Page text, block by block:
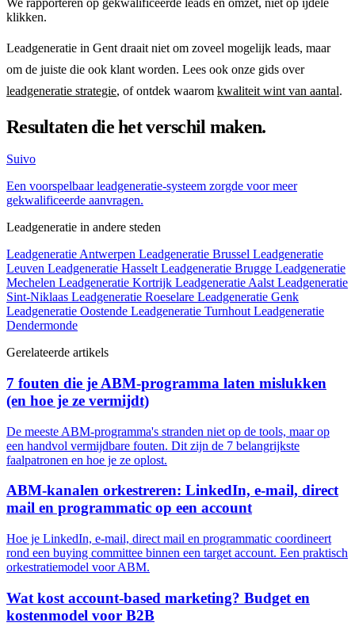
We rapporteren op gekwalificeerde leads en omzet, niet op ijdele
klikken.
Leadgeneratie in Gent draait niet om zoveel mogelijk leads, maar
om de juiste die ook klant worden. Lees ook onze gids over
leadgeneratie strategie, of ontdek waarom kwaliteit wint van aantal.
Resultaten die het verschil maken.
Suivo
Een voorspelbaar leadgeneratie-systeem zorgde voor meer
gekwalificeerde aanvragen.
Leadgeneratie in andere steden
Leadgeneratie Antwerpen Leadgeneratie Brussel Leadgeneratie
Leuven Leadgeneratie Hasselt Leadgeneratie Brugge Leadgeneratie
Mechelen Leadgeneratie Kortrijk Leadgeneratie Aalst Leadgeneratie
Sint-Niklaas Leadgeneratie Roeselare Leadgeneratie Genk
Leadgeneratie Oostende Leadgeneratie Turnhout Leadgeneratie
Dendermonde
Gerelateerde artikels
7 fouten die je ABM-programma laten mislukken
(en hoe je ze vermijdt)
De meeste ABM-programma's stranden niet op de tools, maar op
een handvol vermijdbare fouten. Dit zijn de 7 belangrijkste
faalpatronen en hoe je ze oplost.
ABM-kanalen orkestreren: LinkedIn, e-mail, direct
mail en programmatic op een account
Hoe je LinkedIn, e-mail, direct mail en programmatic coordineert
rond een buying committee binnen een target account. Een praktisch
orkestratiemodel voor ABM.
Wat kost account-based marketing? Budget en
kostenmodel voor B2B